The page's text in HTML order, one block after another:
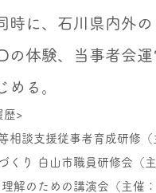
時に、石川県内外
の体験、当事者会
める。
歴>
談支援従事者育成研修（
り 白山市職員研修会（主
のための講演会（主催